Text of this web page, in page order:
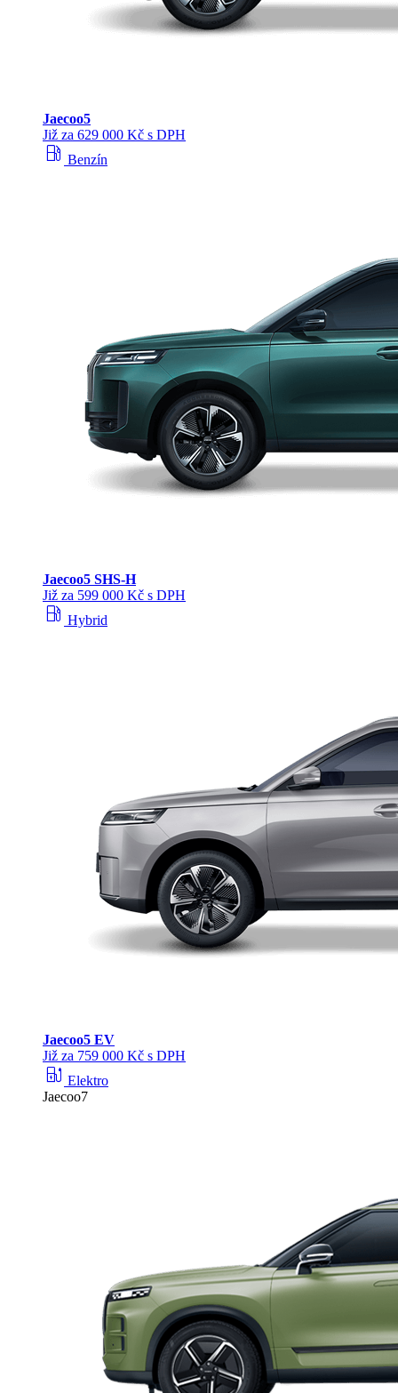
Jaecoo5
Již za 629 000 Kč s DPH
local_gas_station Benzín
Jaecoo5 SHS-H
Již za 599 000 Kč s DPH
local_gas_station Hybrid
Jaecoo5 EV
Již za 759 000 Kč s DPH
ev_station Elektro
Jaecoo7